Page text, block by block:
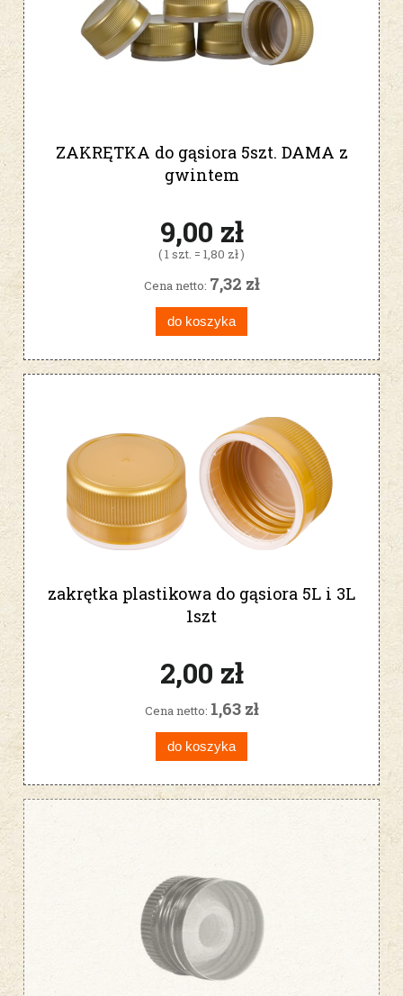
ZAKRĘTKA do gąsiora 5szt. DAMA z
gwintem
9,00 zł
( 1 szt. = 1,80 zł )
Cena netto: 7,32 zł
do koszyka
zakrętka plastikowa do gąsiora 5L i 3L
1szt
2,00 zł
Cena netto: 1,63 zł
do koszyka